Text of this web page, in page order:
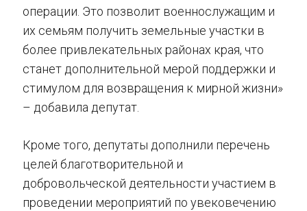
операции. Это позволит военнослужащим и
их семьям получить земельные участки в
более привлекательных районах края, что
станет дополнительной мерой поддержки и
стимулом для возвращения к мирной жизни»
– добавила депутат.
Кроме того, депутаты дополнили перечень
целей благотворительной и
добровольческой деятельности участием в
проведении мероприятий по увековечению